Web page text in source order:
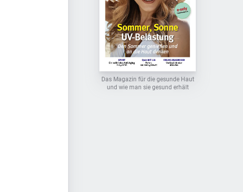
Das Magazin für die gesunde Haut
und wie man sie gesund erhält